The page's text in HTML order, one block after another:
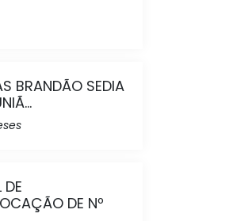
BRANDÃO SEDIA
DE
DE Nº